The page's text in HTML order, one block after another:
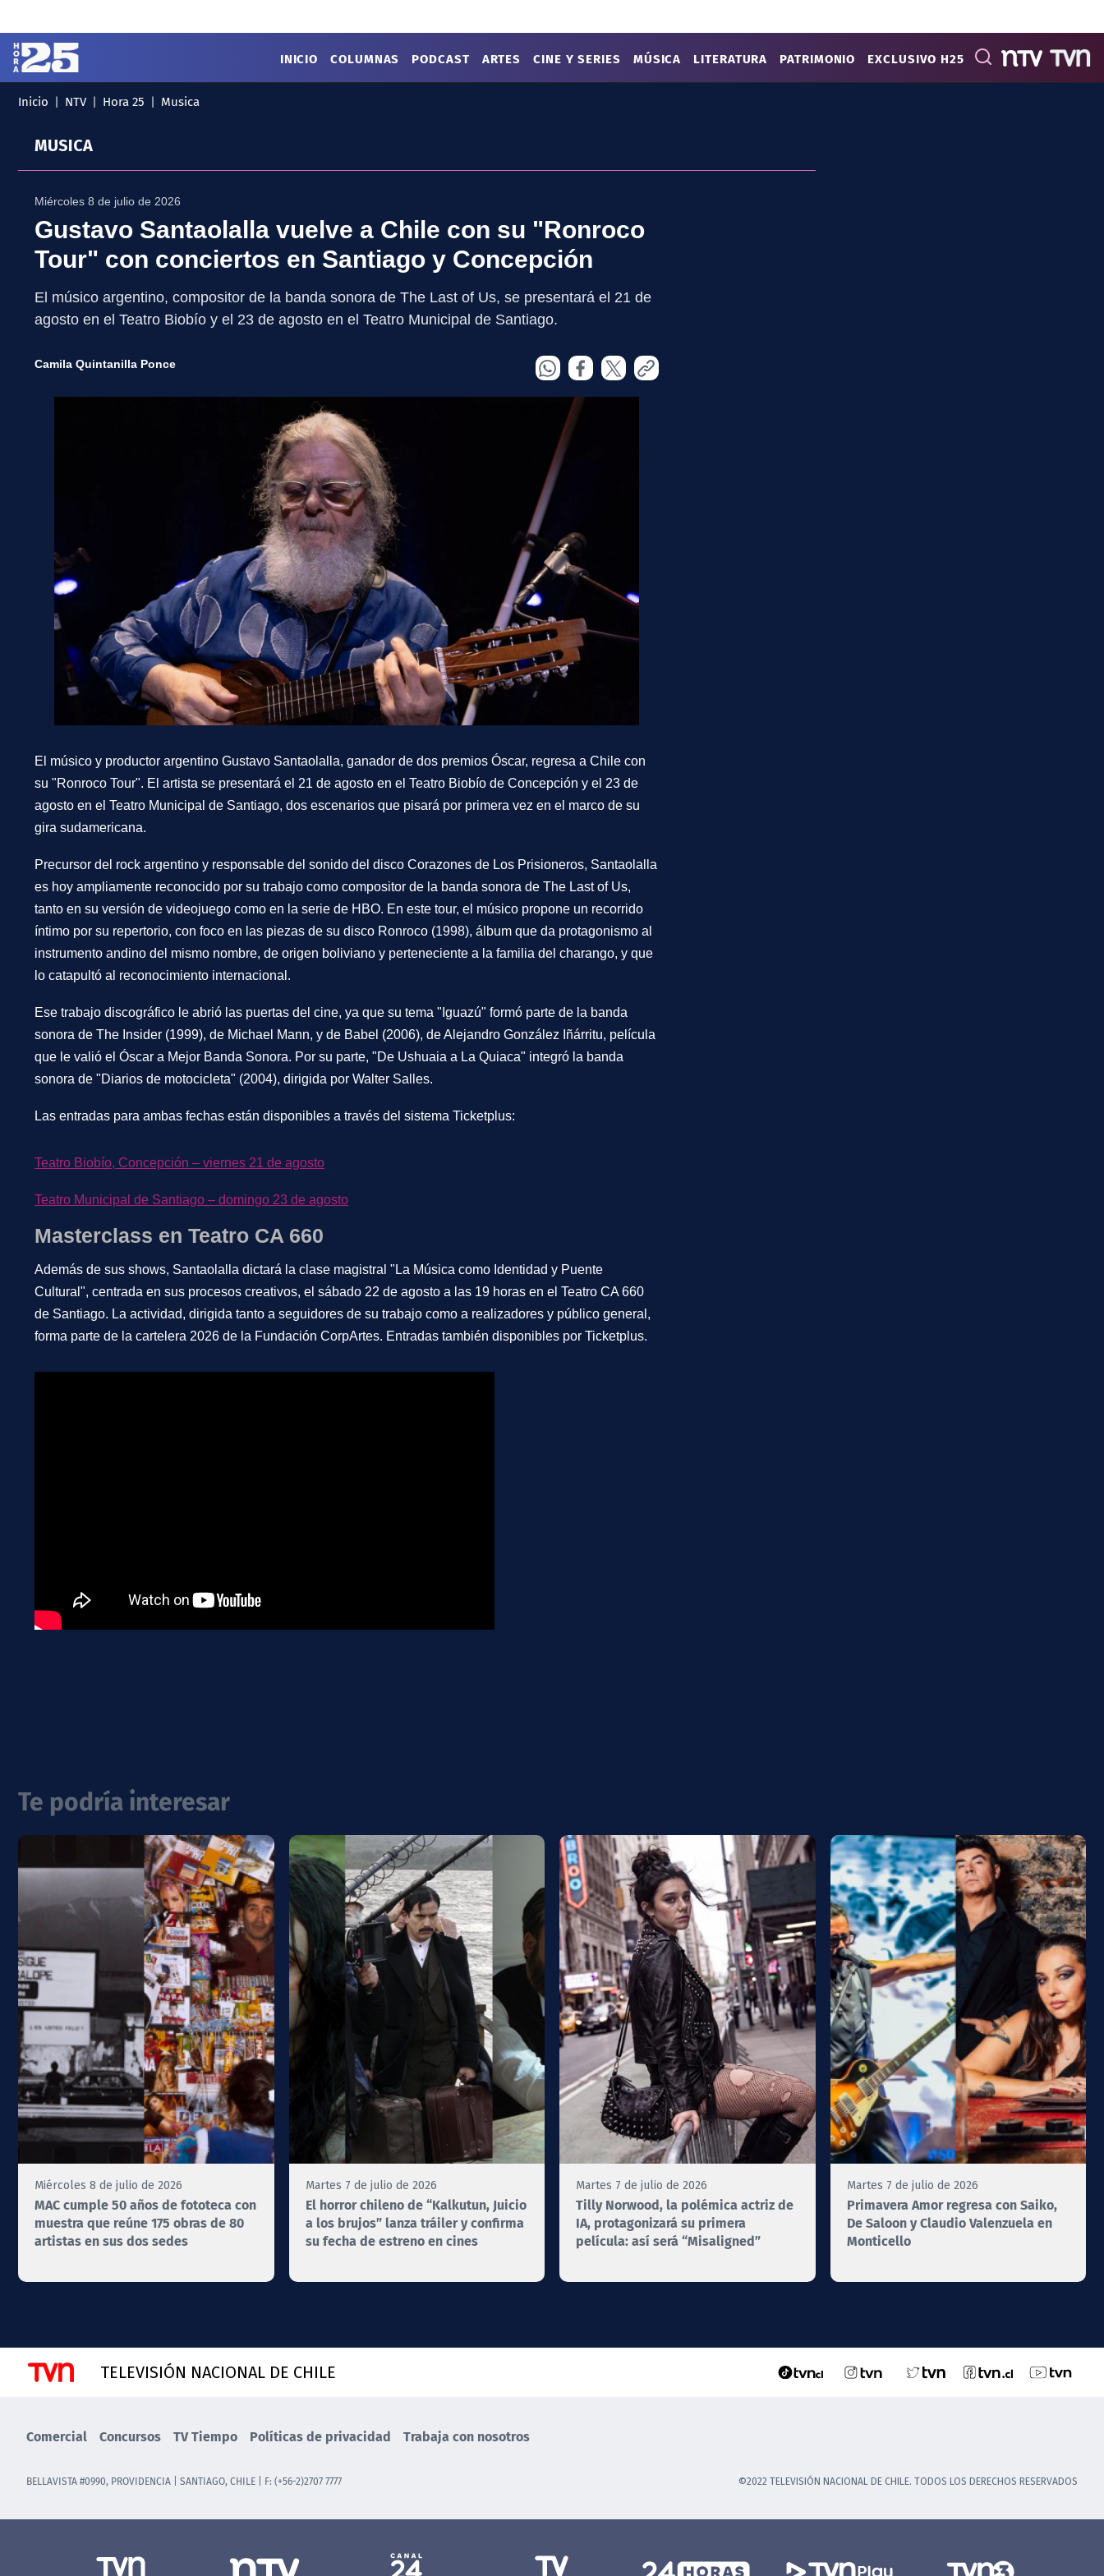
INICIO COLUMNAS PODCAST ARTES CINE Y SERIES MÚSICA LITERATURA PATRIMONIO EXCLUSIVO H25
MENÚ ✕
INICIO
COLUMNAS
Podcast
Cine y Series
Música
Literatura
Patrimonio
EXCLUSIVO H25
Inicio NTV Hora 25 Musica
MUSICA
Miércoles 8 de julio de 2026
Gustavo Santaolalla vuelve a Chile con su "Ronroco
Tour" con conciertos en Santiago y Concepción
El músico argentino, compositor de la banda sonora de The Last of Us, se presentará el 21 de
agosto en el Teatro Biobío y el 23 de agosto en el Teatro Municipal de Santiago.
Camila Quintanilla Ponce
El músico y productor argentino Gustavo Santaolalla, ganador de dos premios Óscar, regresa a Chile con
su "Ronroco Tour". El artista se presentará el 21 de agosto en el Teatro Biobío de Concepción y el 23 de
agosto en el Teatro Municipal de Santiago, dos escenarios que pisará por primera vez en el marco de su
gira sudamericana.
Precursor del rock argentino y responsable del sonido del disco Corazones de Los Prisioneros, Santaolalla
es hoy ampliamente reconocido por su trabajo como compositor de la banda sonora de The Last of Us,
tanto en su versión de videojuego como en la serie de HBO. En este tour, el músico propone un recorrido
íntimo por su repertorio, con foco en las piezas de su disco Ronroco (1998), álbum que da protagonismo al
instrumento andino del mismo nombre, de origen boliviano y perteneciente a la familia del charango, y que
lo catapultó al reconocimiento internacional.
Ese trabajo discográfico le abrió las puertas del cine, ya que su tema "Iguazú" formó parte de la banda
sonora de The Insider (1999), de Michael Mann, y de Babel (2006), de Alejandro González Iñárritu, película
que le valió el Óscar a Mejor Banda Sonora. Por su parte, "De Ushuaia a La Quiaca" integró la banda
sonora de "Diarios de motocicleta" (2004), dirigida por Walter Salles.
Las entradas para ambas fechas están disponibles a través del sistema Ticketplus:
Teatro Biobío, Concepción – viernes 21 de agosto
Teatro Municipal de Santiago – domingo 23 de agosto
Masterclass en Teatro CA 660
Además de sus shows, Santaolalla dictará la clase magistral "La Música como Identidad y Puente
Cultural", centrada en sus procesos creativos, el sábado 22 de agosto a las 19 horas en el Teatro CA 660
de Santiago. La actividad, dirigida tanto a seguidores de su trabajo como a realizadores y público general,
forma parte de la cartelera 2026 de la Fundación CorpArtes. Entradas también disponibles por Ticketplus.
Te podría interesar
Miércoles 8 de julio de 2026
MAC cumple 50 años de fototeca con
muestra que reúne 175 obras de 80
artistas en sus dos sedes
Martes 7 de julio de 2026
El horror chileno de “Kalkutun, Juicio
a los brujos” lanza tráiler y confirma
su fecha de estreno en cines
Martes 7 de julio de 2026
Tilly Norwood, la polémica actriz de
IA, protagonizará su primera
película: así será “Misaligned”
Martes 7 de julio de 2026
Primavera Amor regresa con Saiko,
De Saloon y Claudio Valenzuela en
Monticello
TELEVISIÓN NACIONAL DE CHILE
Comercial Concursos TV Tiempo Políticas de privacidad Trabaja con nosotros
BELLAVISTA #0990, PROVIDENCIA | SANTIAGO, CHILE | F: (+56-2)2707 7777 ©2022 TELEVISIÓN NACIONAL DE CHILE. TODOS LOS DERECHOS RESERVADOS